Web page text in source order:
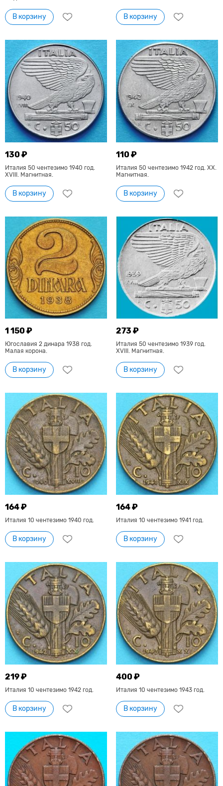
В корзину В корзину
130 ₽
Италия 50 чентезимо 1940 год.
XVIII. Магнитная.
В корзину
110 ₽
Италия 50 чентезимо 1942 год. XX.
Магнитная.
В корзину
1 150 ₽
Югославия 2 динара 1938 год.
Малая корона.
В корзину
273 ₽
Италия 50 чентезимо 1939 год.
XVIII. Магнитная.
В корзину
164 ₽
Италия 10 чентезимо 1940 год.
В корзину
164 ₽
Италия 10 чентезимо 1941 год.
В корзину
219 ₽
Италия 10 чентезимо 1942 год.
В корзину
400 ₽
Италия 10 чентезимо 1943 год.
В корзину